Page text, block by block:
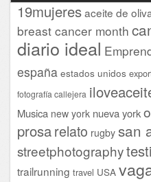
19mujeresaceite de
breast cancer month
diario ideal
españa estados unidos
fotografía callejera
Musica new york nueva york
prosarelato rugby san
streetphotography
trailrunning travel USA